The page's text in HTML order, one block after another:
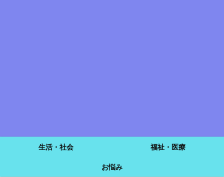
生活・社会
福祉・医療
お悩み